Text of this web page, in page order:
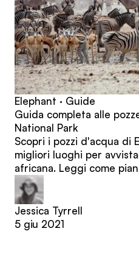
Elephant · Guide
Guida completa alle
National Park
Scopri i pozzi d'acqua di
migliori luoghi per
africana. Leggi come
Jessica Tyrrell
5 giu 2021